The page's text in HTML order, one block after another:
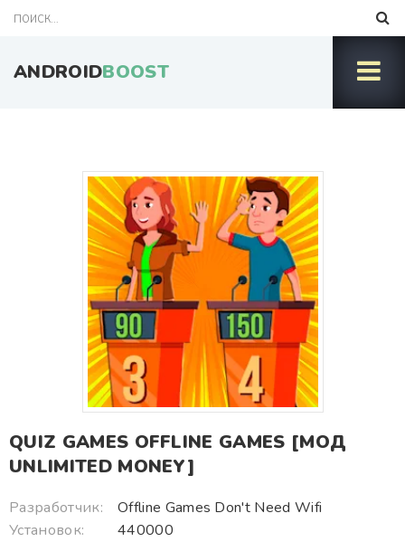
ANDROIDBOOST
QUIZ GAMES OFFLINE GAMES [МОД
UNLIMITED MONEY]
Разработчик:
Offline Games Don't Need Wifi
Установок:
440000